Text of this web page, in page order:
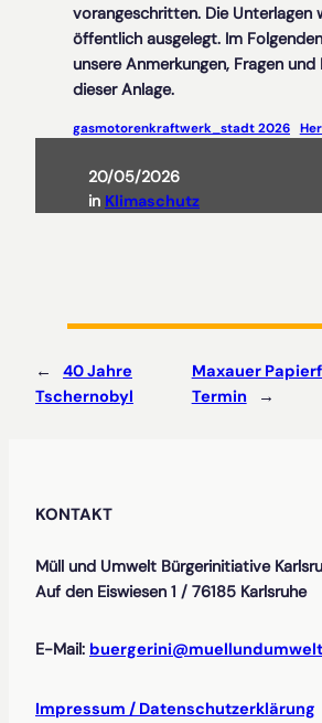
vorangeschritten. Die Unterlagen
öffentlich ausgelegt. Im
unsere Anmerkungen, Fragen und
dieser Anlage.
gasmotorenkraftwerk_stadt 2026
20/05/2026
in Klimaschutz
←
40 Jahre
Tschernobyl
Maxauer
Termin
→
KONTAKT
Müll und Umwelt Bürgerinitiative
Auf den Eiswiesen 1 / 76185 Karlsruhe
E-Mail:
Impressum / Datenschutzerklärung